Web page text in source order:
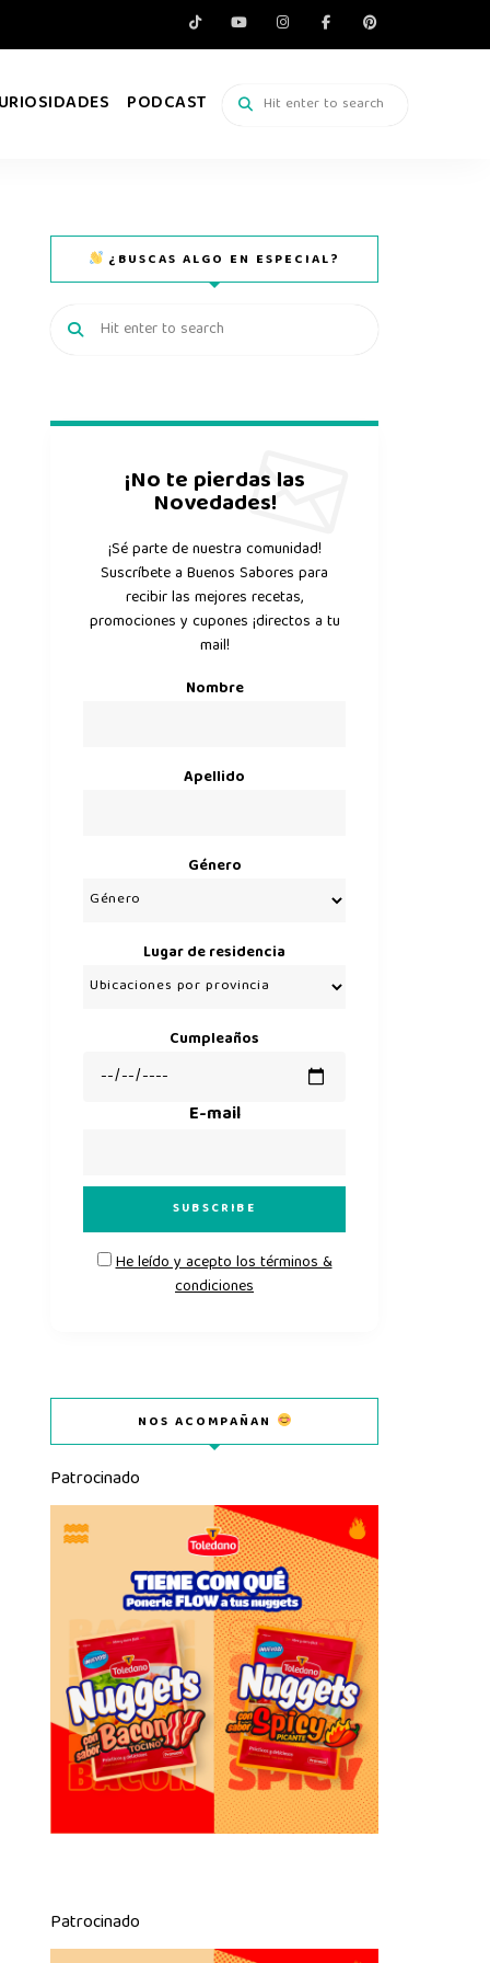
PODCAST
¿BUSCAS ALGO EN ESPECIAL?
¡No te pierdas las
Novedades!
¡Sé parte de nuestra comunidad!
Suscríbete a Buenos Sabores para
recibir las mejores recetas,
promociones y cupones ¡directos a tu
mail!
Nombre
Apellido
Género
Lugar de residencia
Cumpleaños
E-mail
He leído y acepto los términos &
condiciones
NOS ACOMPAÑAN
Patrocinado
Patrocinado